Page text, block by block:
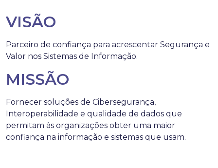
VISÃO
Parceiro de confiança para acrescentar Segurança e
Valor nos Sistemas de Informação.
MISSÃO
Fornecer soluções de Cibersegurança,
Interoperabilidade e qualidade de dados que
permitam às organizações obter uma maior
confiança na informação e sistemas que usam.